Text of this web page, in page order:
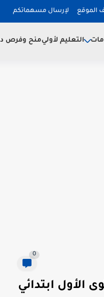
الموقع لإرسال مسهماتكم
التعليم لأوليمنح وفرص
0
الأول ابتدائي